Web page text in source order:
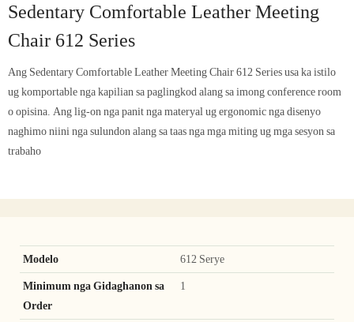
Sedentary Comfortable Leather Meeting
Chair 612 Series
Ang Sedentary Comfortable Leather Meeting Chair 612 Series usa ka istilo
ug komportable nga kapilian sa paglingkod alang sa imong conference room
o opisina. Ang lig-on nga panit nga materyal ug ergonomic nga disenyo
naghimo niini nga sulundon alang sa taas nga mga miting ug mga sesyon sa
trabaho
Modelo 612 Serye
Minimum nga Gidaghanon sa
Order
1